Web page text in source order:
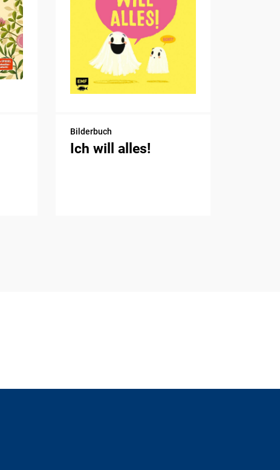
Bilderbuch
Ich will alles!